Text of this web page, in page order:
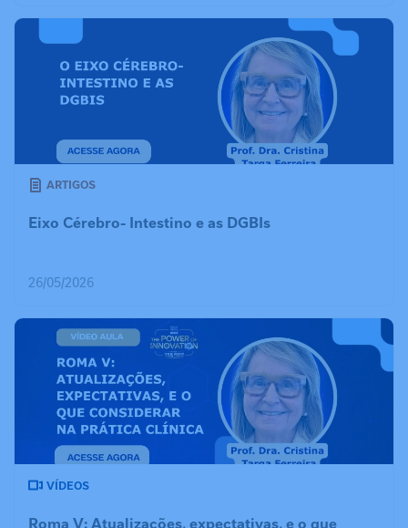
ARTIGOS
Eixo Cérebro- Intestino e as DGBIs
26/05/2026
VÍDEOS
Roma V: Atualizações, expectativas, e o que